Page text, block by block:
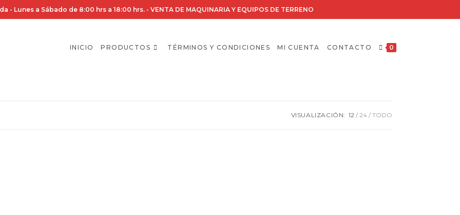
Lunes a Sábado de 8:00 hrs a 18:00 hrs. - VENTA DE MAQUINARIA Y EQUIPOS DE TERRENO
INICIO PRODUCTOS TÉRMINOS Y CONDICIONES MI CUENTA CONTACTO 0
VISUALIZACIÓN: 12 24 TODO